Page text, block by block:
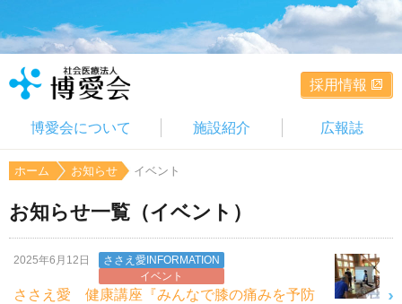
採用情報
博愛会について 施設紹介 広報誌
ホーム お知らせ イベント
お知らせ一覧（イベント）
2025年6月12日
ささえ愛INFORMATION
イベント
ささえ愛 健康講座『みんなで膝の痛みを予防